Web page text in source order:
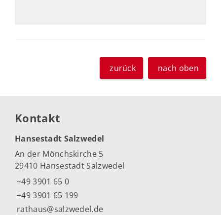
zurück nach oben
Kontakt
Hansestadt Salzwedel
An der Mönchskirche 5
29410 Hansestadt Salzwedel
+49 3901 65 0
+49 3901 65 199
rathaus@salzwedel.de